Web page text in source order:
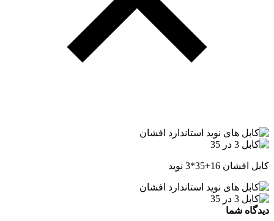
کابل افشان 16+35*3 نوید
دیدگاه شما